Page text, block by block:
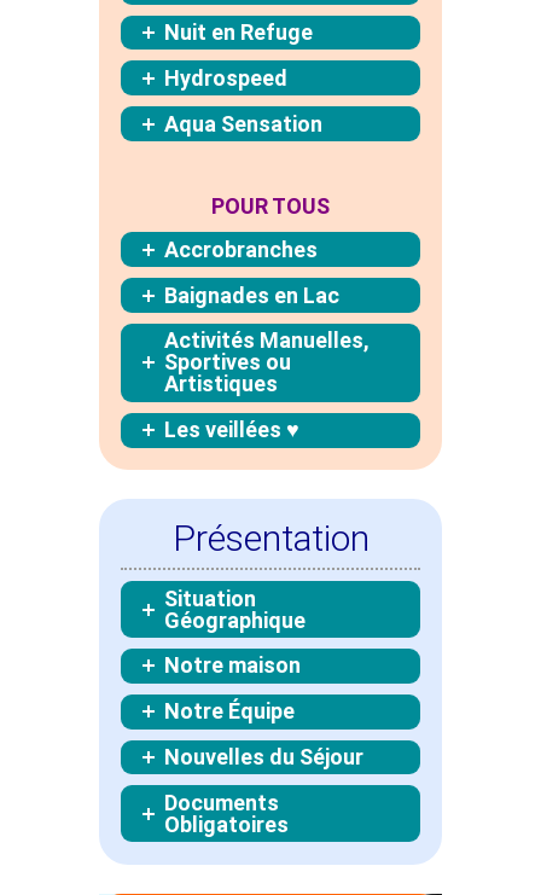
Nuit en Refuge
Hydrospeed
Aqua Sensation
POUR TOUS
Accrobranches
Baignades en Lac
Activités Manuelles,
Sportives ou
Artistiques
Les veillées ♥
Présentation
Situation
Géographique
Notre maison
Notre Équipe
Nouvelles du Séjour
Documents
Obligatoires